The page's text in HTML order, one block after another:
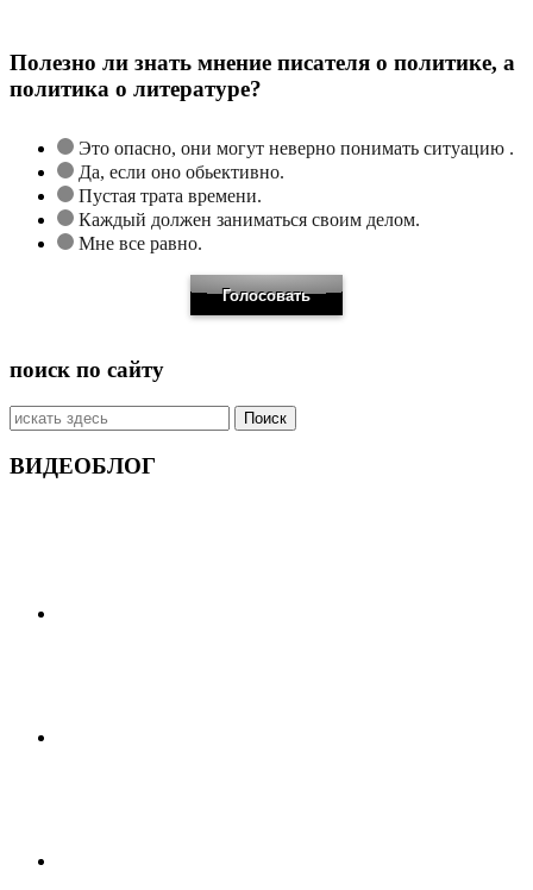
Полезно ли знать мнение писателя о политике, а
политика о литературе?
Это опасно, они могут неверно понимать ситуацию .
Да, если оно обьективно.
Пустая трата времени.
Каждый должен заниматься своим делом.
Мне все равно.
поиск по сайту
Искать:
ВИДЕОБЛОГ